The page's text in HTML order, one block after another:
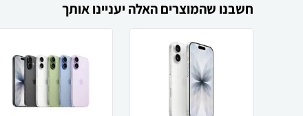
חשבנו שהמוצרים האלה יעניינו אותך